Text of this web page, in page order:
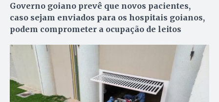
Governo goiano prevê que novos pacientes,
caso sejam enviados para os hospitais goianos,
podem comprometer a ocupação de leitos